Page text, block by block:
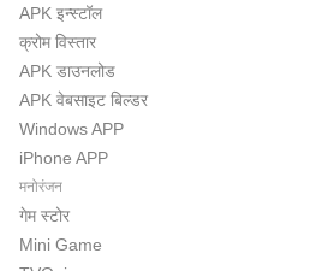
APK इन्स्टॉल
क्रोम विस्तार
APK डाउनलोड
APK वेबसाइट बिल्डर
Windows APP
iPhone APP
मनोरंजन
गेम स्टोर
Mini Game